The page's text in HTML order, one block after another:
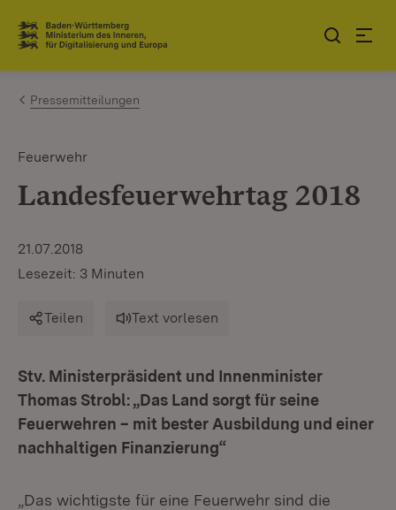
Zum Inhalt springen
Link zur Startseite
Pressemitteilungen
Feuerwehr
Landesfeuerwehrtag 2018
21.07.2018
Lesezeit: 3 Minuten
Teilen Text vorlesen
Stv. Ministerpräsident und Innenminister
Thomas Strobl: „Das Land sorgt für seine
Feuerwehren – mit bester Ausbildung und einer
nachhaltigen Finanzierung“
„Das wichtigste für eine Feuerwehr sind die